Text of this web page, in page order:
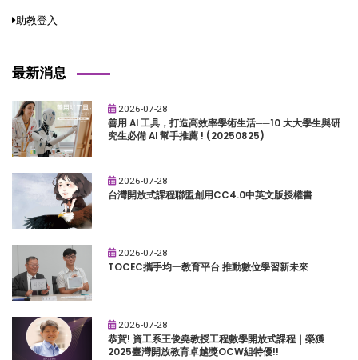
助教登入
最新消息
2026-07-28
善用 AI 工具，打造高效率學術生活──10 大大學生與研
究生必備 AI 幫手推薦 ! (20250825)
2026-07-28
台灣開放式課程聯盟創用CC4.0中英文版授權書
2026-07-28
TOCEC攜手均一教育平台 推動數位學習新未來
2026-07-28
恭賀! 資工系王俊堯教授工程數學開放式課程｜榮獲
2025臺灣開放教育卓越獎OCW組特優!!